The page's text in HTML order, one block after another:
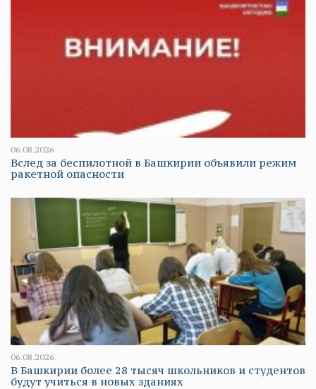
06.08.2026
Вслед за беспилотной в Башкирии объявили режим
ракетной опасности
06.08.2026
В Башкирии более 28 тысяч школьников и студентов
будут учиться в новых зданиях